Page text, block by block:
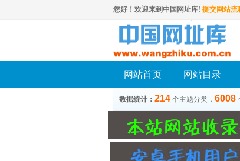
您好！欢迎来到中国网址库! 提交网站流
网站首页 网站目录
数据统计： 214 个主题分类， 6008